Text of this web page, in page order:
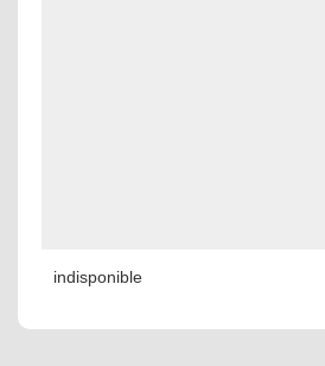
indisponible